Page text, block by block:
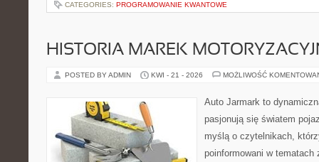
CATEGORIES: PROGRAMOWANIE KWANTOWE
HISTORIA MAREK
POSTED BY ADMIN KWI - 21 - 2026 MOŻLIWOŚĆ
Auto Jarmark to
pasjonują się światem
myślą o czytelnikach,
poinformowani w